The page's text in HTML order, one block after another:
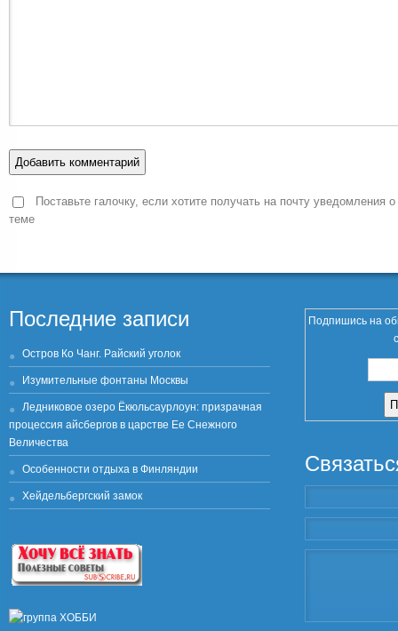
Поставьте галочку, если хотите получать на почту уведомления
теме
Последние записи
Остров Ко Чанг. Райский уголок
Изумительные фонтаны Москвы
Ледниковое озеро Ёкюльсаурлоун: призрачная
процессия айсбергов в царстве Ее Снежного
Величества
Особенности отдыха в Финляндии
Хейдельбергский замок
Подпишись на